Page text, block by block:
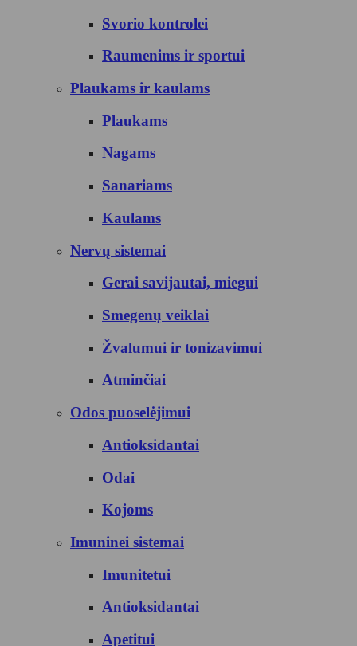
Svorio kontrolei
Raumenims ir sportui
Plaukams ir kaulams
Plaukams
Nagams
Sanariams
Kaulams
Nervų sistemai
Gerai savijautai, miegui
Smegenų veiklai
Žvalumui ir tonizavimui
Atminčiai
Odos puoselėjimui
Antioksidantai
Odai
Kojoms
Imuninei sistemai
Imunitetui
Antioksidantai
Apetitui